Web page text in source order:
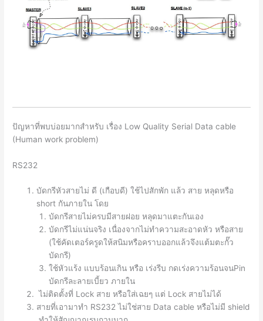
ปัญหาที่พบบ่อยมากสำหรับ เรื่อง Low Quality Serial Data cable
(Human work problem)
RS232
บัดกรีหัวสายไม่ ดี (เกือบดี) ใช้ไปสักพัก แล้ว สาย หลุดหรือ
short กันภายใน โดย
บัดกรีสายไม่ครบมีสายฝอย หลุดมาแตะกันเอง
บัดกรีไม่แน่นจริง เนื่องจากไม่ทำความสะอาดหัว หรือสาย
(ใช้คัดเตอร์ครูดให้สนิมหรือคราบออกแล้วจึงแต้มตะกั๊ว
บัดกรี)
ใช้หัวแร้ง แบบร้อนเกิน หรือ เร่งรีบ กดเร่งความร้อนจนPin
บัดกรีละลายเบี้ยว ภายใน
ไม่ติดตั้งที่ Lock สาย หรือใส่เฉยๆ แต่ Lock สายไม่ได้
สายที่เอามาทำ RS232 ไม่ใช่สาย Data cable หรือไม่มี shield